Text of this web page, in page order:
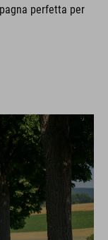
perfetta per